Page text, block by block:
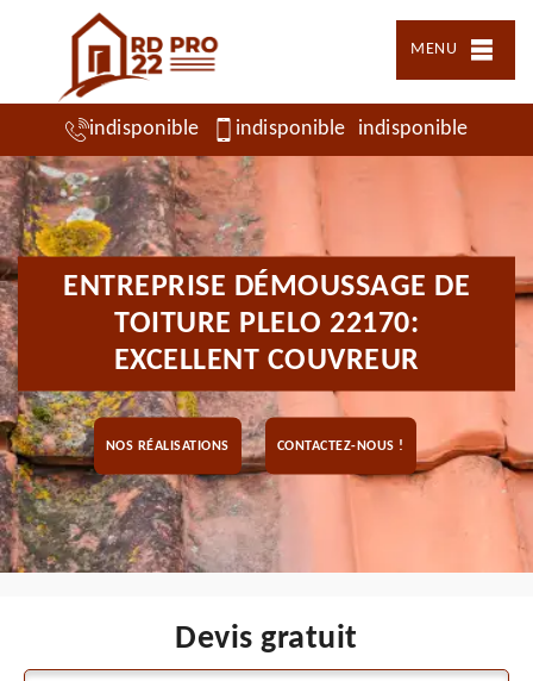
MENU
indisponible indisponible indisponible
ENTREPRISE DÉMOUSSAGE DE
TOITURE PLELO 22170:
EXCELLENT COUVREUR
NOS RÉALISATIONS CONTACTEZ-NOUS !
Devis gratuit